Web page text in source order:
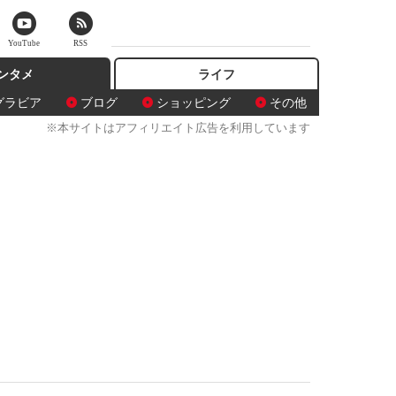
タメ
ラビア
ブログ ショッピング その他
ライフ
※本サイトはアフィリエイト広告を利用しています
YouTube RSS